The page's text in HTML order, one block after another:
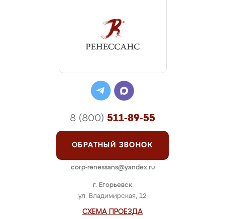
г. Егорьевск
ул. Владимирская, 12
СХЕМА ПРОЕЗДА
8 (800) 511-89-55
ОБРАТНЫЙ ЗВОНОК
corp-renessans@yandex.ru